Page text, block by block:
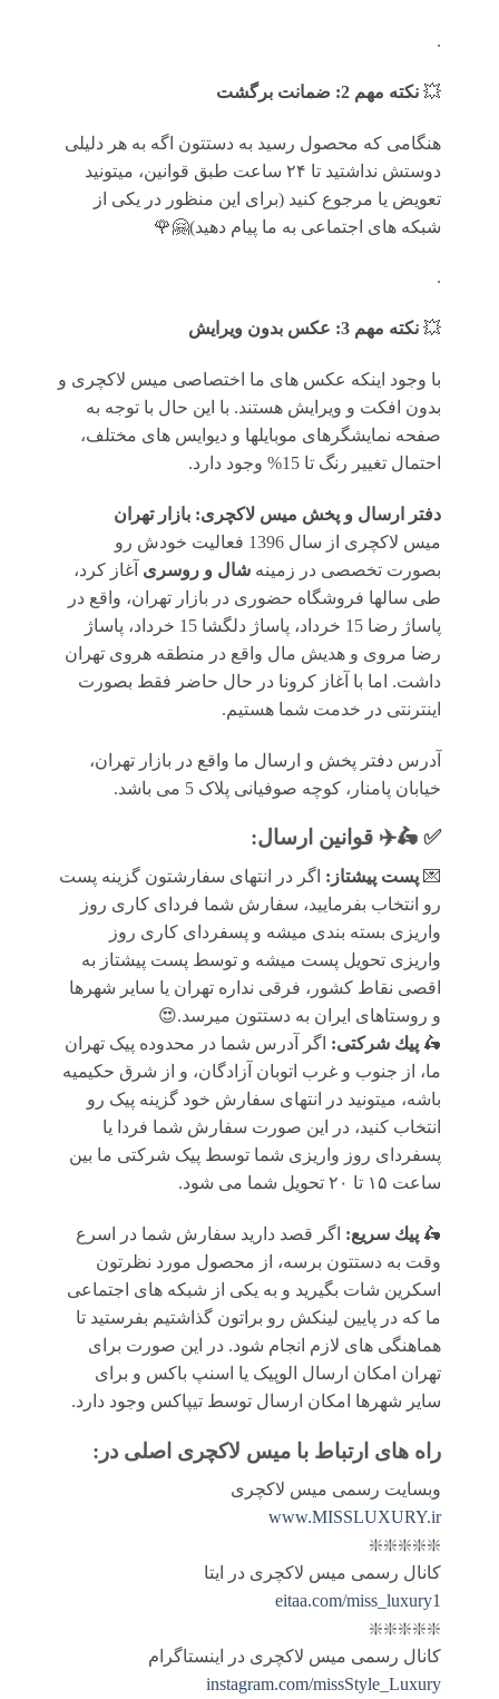
.
💥 نکته مهم 2: ضمانت برگشت
هنگامی که محصول رسید به دستتون اگه به هر دلیلی
دوستش نداشتید تا ۲۴ ساعت طبق قوانین، میتونید
تعویض یا مرجوع کنید (برای این منظور در یکی از
شبکه های اجتماعی به ما پیام دهید)🤗🌹
.
💥 نکته مهم 3: عکس بدون ویرایش
با وجود اینکه عکس های ما اختصاصی میس لاکچری و
بدون افکت و ویرایش هستند. با این حال با توجه به
صفحه نمایشگرهای موبایلها و دیوایس های مختلف،
احتمال تغییر رنگ تا 15% وجود دارد.
دفتر ارسال و پخش میس لاکچری: بازار تهران
میس لاکچری از سال 1396 فعالیت خودش رو
بصورت تخصصی در زمینه شال و روسری آغاز کرد،
طی سالها فروشگاه حضوری در بازار تهران، واقع در
پاساژ رضا 15 خرداد، پاساژ دلگشا 15 خرداد، پاساژ
رضا مروی و هدیش مال واقع در منطقه هروی تهران
داشت. اما با آغاز کرونا در حال حاضر فقط بصورت
اینترنتی در خدمت شما هستیم.
آدرس دفتر پخش و ارسال ما واقع در بازار تهران،
خیابان پامنار، کوچه صوفیانی پلاک 5 می باشد.
✅ 🛵✈️ قوانين ارسال:
💌 پست پیشتاز: اگر در انتهای سفارشتون گزینه پست
رو انتخاب بفرمایید، سفارش شما فردای کاری روز
واریزی بسته بندی میشه و پسفردای کاری روز
واریزی تحویل پست میشه و توسط پست پیشتاز به
اقصی نقاط کشور، فرقی نداره تهران یا سایر شهرها
و روستاهای ایران به دستتون میرسد.😍
🛵 پيك شرکتی: اگر آدرس شما در محدوده پیک تهران
ما، از جنوب و غرب اتوبان آزادگان، و از شرق حکیمیه
باشه، میتونید در انتهای سفارش خود گزینه پیک رو
انتخاب کنید، در این صورت سفارش شما فردا یا
پسفردای روز واريزى شما توسط پیک شرکتی ما بين
ساعت ۱۵ تا ٢٠ تحويل شما مى شود.
🛵 پيك سریع: اگر قصد دارید سفارش شما در اسرع
وقت به دستتون برسه، از محصول مورد نظرتون
اسکرین شات بگیرید و به یکی از شبکه های اجتماعی
ما که در پایین لینکش رو براتون گذاشتیم بفرستید تا
هماهنگی های لازم انجام شود. در این صورت برای
تهران امکان ارسال الوپیک یا اسنپ باکس و برای
سایر شهرها امکان ارسال توسط تیپاکس وجود دارد.
راه های ارتباط با میس لاکچری اصلی در:
وبسایت رسمی میس لاکچری
www.MISSLUXURY.ir
❇️❇️❇️❇️❇️
کانال رسمی میس لاکچری در ایتا
eitaa.com/miss_luxury1
❇️❇️❇️❇️❇️
کانال رسمی میس لاکچری در اینستاگرام
instagram.com/missStyle_Luxury